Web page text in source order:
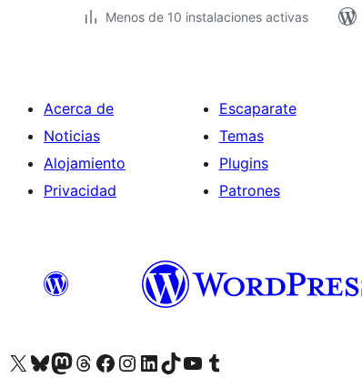
Menos de 10 instalaciones activas
Acerca de
Noticias
Alojamiento
Privacidad
Escaparate
Temas
Plugins
Patrones
Visita nuestra cuenta de X (anteriormente Twitter)
Visita nuestra cuenta de Bluesky
Visita nuestra cuenta de Mastodon
Visita nuestra cuenta de Threads
Visita nuestra página de Facebook
Visita nuestra cuenta de Instagram
Visita nuestra cuenta de LinkedIn
Visita nuestra cuenta de TikTok
Visita nuestro canal de YouTube
Visita nuestra cuenta de Tumblr